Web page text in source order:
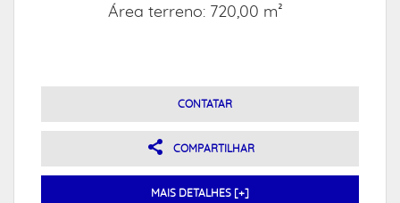
Área terreno: 720,00 m²
CONTATAR
COMPARTILHAR
MAIS DETALHES [+]